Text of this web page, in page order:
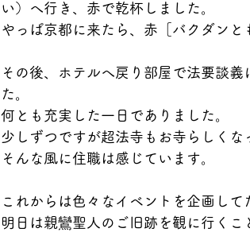
い）へ行き、赤で乾杯しました。
やっぱ京都に来たら、赤［バクダンと
その後、ホテルへ戻り部屋で法要談
た。
何とも充実した一日でありました。
少しずつですが超法寺もお寺らしくな
そんな風に住職は感じています。
これからは色々なイベントを企画し
明日は親鸞聖人のご旧跡を観に行くこ